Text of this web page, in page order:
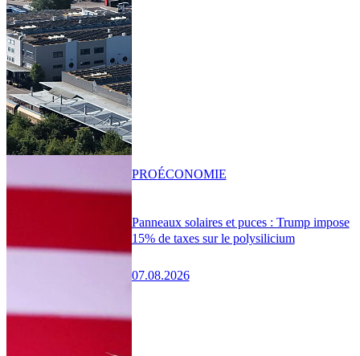
Panneaux solaires et puces : Trump impose
15% de taxes sur le polysilicium
07.08.2026
PROÉCONOMIE